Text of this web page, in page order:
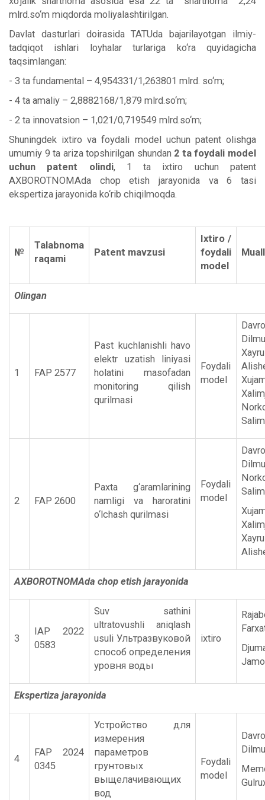
mlrd.so‘m miqdorda moliyalashtirilgan.
Davlat dasturlari doirasida TATUda bajarilayotgan ilmiy-
tadqiqot ishlari loyhalar turlariga ko‘ra quyidagicha
taqsimlangan:
- 3 ta fundamental – 4,954331/1,263801 mlrd. so‘m;
- 4 ta amaliy – 2,8882168/1,879 mlrd.so‘m;
- 2 ta innovatsion – 1,021/0,719549 mlrd.so‘m;
Shuningdek ixtiro va foydali model uchun patent olishga
umumiy 9 ta ariza topshirilgan shundan 2 ta foydali model
uchun patent olindi, 1 ta ixtiro uchun patent
AXBOROTNOMAda chop etish jarayonida va 6 tasi
ekspertiza jarayonida ko‘rib chiqilmoqda.
№
Talabnoma
raqami
Patent mavzusi
Ixtiro /
foydali
model
Olingan
1 FAP 2577
Past kuchlanishli havo
elektr uzatish liniyasi
holatini masofadan
monitoring qilish
qurilmasi
Foydali
model
Salim
2 FAP 2600
Paxta g‘aramlarining
namligi va haroratini
o‘lchash qurilmasi
Foydali
model
AXBOROTNOMAda chop etish jarayonida
3
IAP 2022
0583
Suv sathini
ultratovushli aniqlash
usuli Ультразвуковой
способ определения
уровня воды
ixtiro
Ekspertiza jarayonida
4
FAP 2024
0345
Устройство для
измерения
параметров
грунтовых
выщелачивающих
вод
Foydali
model